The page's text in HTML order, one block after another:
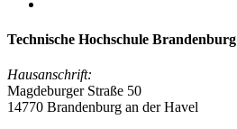
Technische Hochschule Brandenburg
Hausanschrift:
Magdeburger Straße 50
14770 Brandenburg an der Havel